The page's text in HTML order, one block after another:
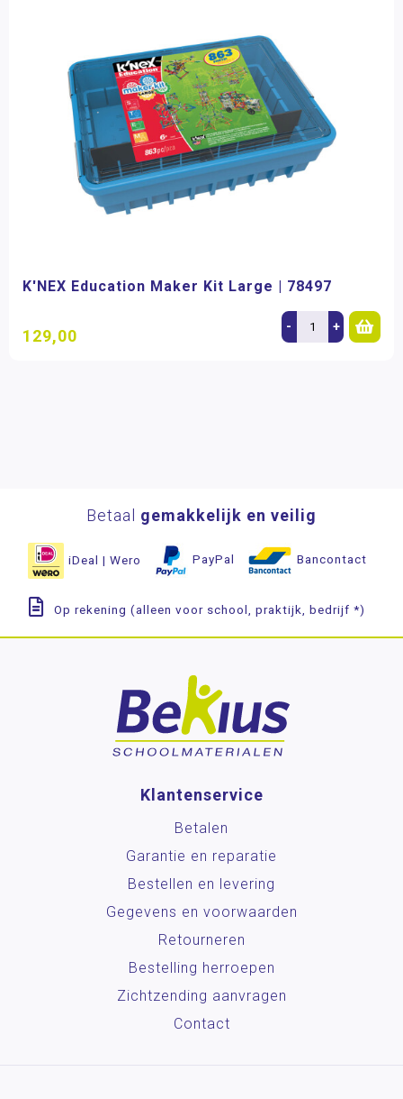
K'NEX Education Maker Kit Large | 78497
129,00 - +
Betaal gemakkelijk en veilig
iDeal | Wero PayPal Bancontact
Op rekening (alleen voor school, praktijk, bedrijf *)
Klantenservice
Betalen
Garantie en reparatie
Bestellen en levering
Gegevens en voorwaarden
Retourneren
Bestelling herroepen
Zichtzending aanvragen
Contact